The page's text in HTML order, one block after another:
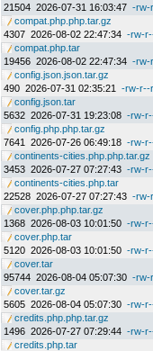
21504 2026-07-31 16:03:47 -rw-
compat.php.php.tar.gz
4307 2026-08-02 22:47:34 -rw-
compat.php.tar
19456 2026-08-02 22:47:34 -rw-
config.json.json.tar.gz
490 2026-07-31 02:35:21 -rw-r--
config.json.tar
5632 2026-07-31 19:23:08 -rw-
config.php.php.tar.gz
7641
2026-07-26 06:49:18 -rw-
continents-cities.php.php.tar.gz
3453 2026-07-27 07:27:43 -rw-
continents-cities.php.tar
22528 2026-07-27 07:27:43 -rw-
cover.php.php.tar.gz
1368 2026-08-03 10:01:50 -rw-
cover.php.tar
5120 2026-08-03 10:01:50 -rw-
cover.tar
95744 2026-08-04 05:07:30 -rw-
cover.tar.gz
5605 2026-08-04 05:07:30 -rw-
credits.php.php.tar.gz
1496 2026-07-27 07:29:44 -rw-
credits.php.tar